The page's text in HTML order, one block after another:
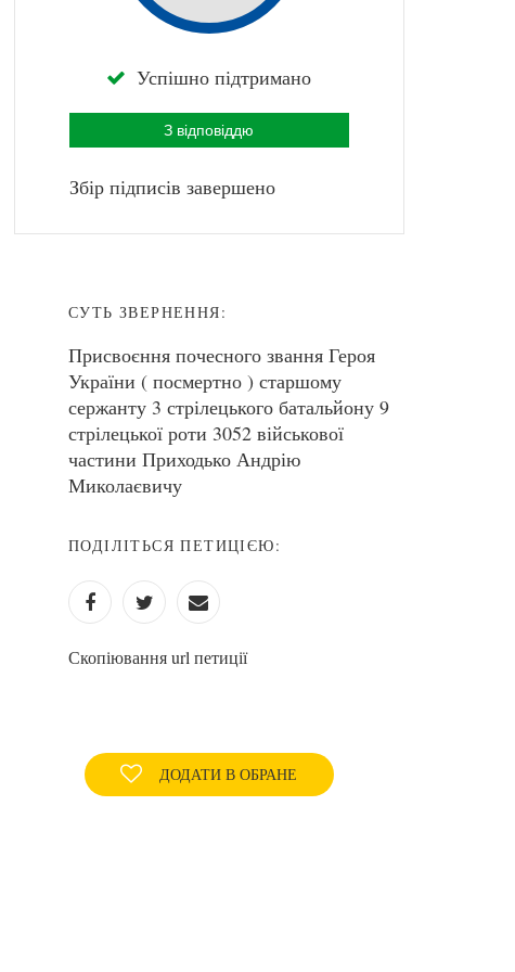
Успішно підтримано
З відповіддю
Збір підписів завершено
СУТЬ ЗВЕРНЕННЯ:
Присвоєння почесного звання Героя
України ( посмертно ) старшому
сержанту 3 стрілецького батальйону 9
стрілецької роти 3052 військової
частини Приходько Андрію
Миколаєвичу
ПОДІЛІТЬСЯ ПЕТИЦІЄЮ:
Скопіювання url петиції
ДОДАТИ В ОБРАНЕ